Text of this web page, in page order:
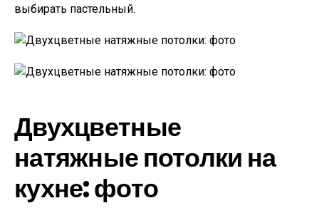
выбирать пастельный.
Двухцветные
натяжные потолки на
кухне: фото